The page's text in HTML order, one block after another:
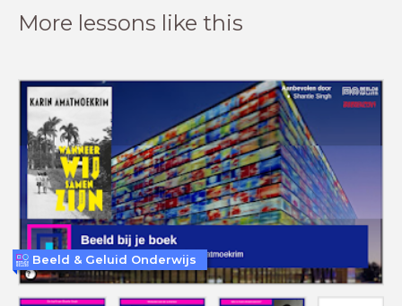
More lessons like this
Beeld & Geluid Onderwijs